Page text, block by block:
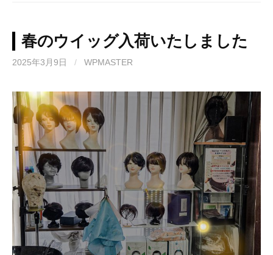
春のウイッグ入荷いたしました
2025年3月9日 / WPMASTER